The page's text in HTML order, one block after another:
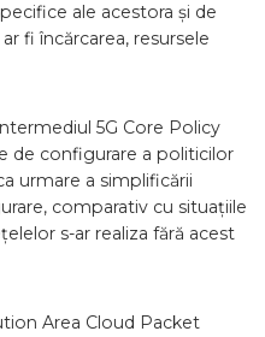
ale acestora și de
fi încărcarea, resursele
5G Core Policy
de configurare a politicilor
urmare a simplificării
comparativ cu situațiile
s-ar realiza fără acest
Area Cloud Packet